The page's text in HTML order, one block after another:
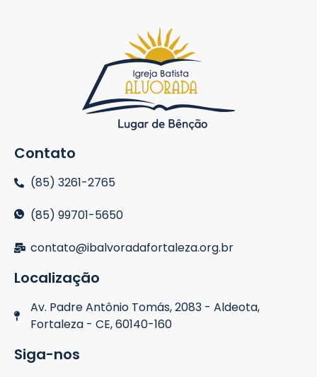
Contato
(85) 3261-2765
(85) 99701-5650
contato@ibalvoradafortaleza.org.br
Localização
Av. Padre Antônio Tomás, 2083 - Aldeota,
Fortaleza - CE, 60140-160
Siga-nos